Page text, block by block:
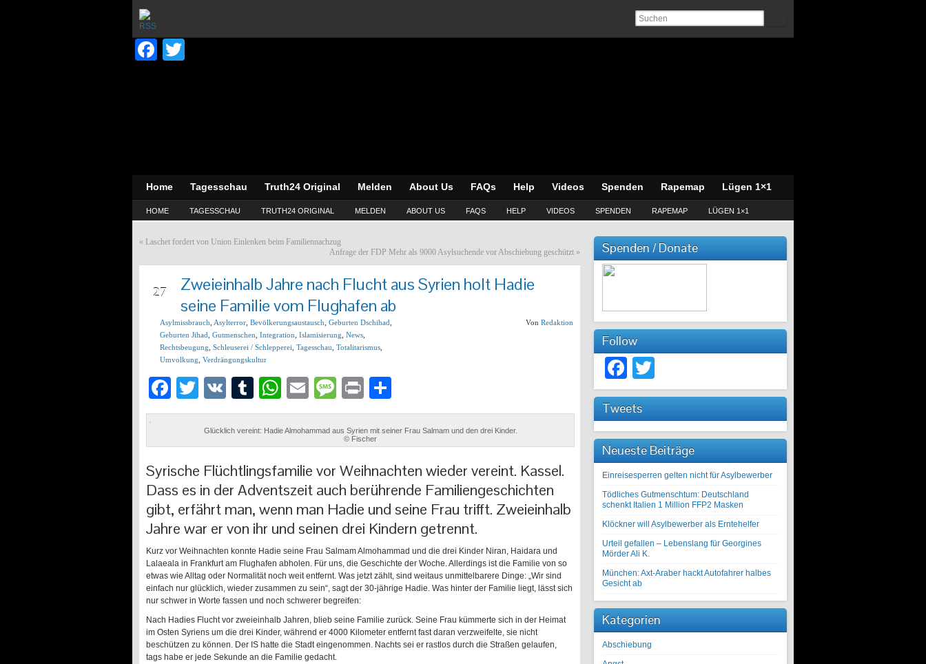
Facebook
Home Tagesschau Truth24 Original Melden About Us FAQs Help Videos Spenden Rapemap Lügen 1×1
HOME TAGESSCHAU TRUTH24 ORIGINAL MELDEN ABOUT US FAQS HELP VIDEOS SPENDEN RAPEMAP LÜGEN 1×1
« Laschet fordert von Union Einlenken beim Familiennachzug
Anfrage der FDP Mehr als 9000 Asylsuchende vor Abschiebung geschützt »
27
Zweieinhalb Jahre nach Flucht aus Syrien holt Hadie
seine Familie vom Flughafen ab
Asylmissbrauch Asylterror Bevölkerungsaustausch Geburten Dschihad
Geburten Jihad Gutmenschen Integration Islamisierung News
Rechtsbeugung Schleuserei / Schlepperei Tagesschau Totalitarismus
Umvolkung Verdrängungskultur
Von Redaktion
Facebook
Twitter
VK Tumblr
WhatsApp
EmailMessage
Print
Glücklich vereint: Hadie Almohammad aus Syrien mit seiner Frau Salmam und den drei Kinder.
© Fischer
Syrische Flüchtlingsfamilie vor Weihnachten wieder vereint. Kassel.
Dass es in der Adventszeit auch berührende Familiengeschichten
gibt, erfährt man, wenn man Hadie und seine Frau trifft. Zweieinhalb
Jahre war er von ihr und seinen drei Kindern getrennt.
Kurz vor Weihnachten konnte Hadie seine Frau Salmam Almohammad und die drei Kinder Niran, Haidara und
Lalaeala in Frankfurt am Flughafen abholen. Für uns, die Geschichte der Woche. Allerdings ist die Familie von so
etwas wie Alltag oder Normalität noch weit entfernt. Was jetzt zählt, sind weitaus unmittelbarere Dinge: „Wir sind
einfach nur glücklich, wieder zusammen zu sein“, sagt der 30-jährige Hadie. Was hinter der Familie liegt, lässt sich
nur schwer in Worte fassen und noch schwerer begreifen:
Nach Hadies Flucht vor zweieinhalb Jahren, blieb seine Familie zurück. Seine Frau kümmerte sich in der Heimat
im Osten Syriens um die drei Kinder, während er 4000 Kilometer entfernt fast daran verzweifelte, sie nicht
beschützen zu können. Der IS hatte die Stadt eingenommen. Nachts sei er rastlos durch die Straßen gelaufen,
tags habe er jede Sekunde an die Familie gedacht.
Spenden / Donate
Follow
Facebook
Tweets
Neueste Beiträge
Einreisesperren gelten nicht für Asylbewerber
Tödliches Gutmenschtum: Deutschland
schenkt Italien 1 Million FFP2 Masken
Klöckner will Asylbewerber als Erntehelfer
Urteil gefallen – Lebenslang für Georgines
Mörder Ali K.
München: Axt-Araber hackt Autofahrer halbes
Gesicht ab
Kategorien
Abschiebung